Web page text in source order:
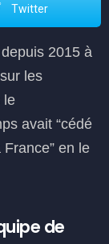
Twitter
2015 à
les
le
avait “cédé
en le
de